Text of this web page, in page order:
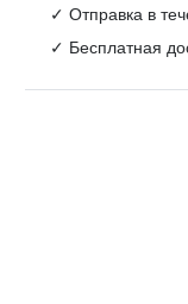
✓ Отправка в
✓ Бесплатная